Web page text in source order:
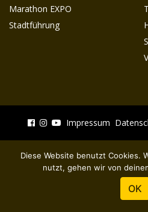
Marathon EXPO
Stadtführung
Impressum
Diese Website benutzt Cookies.
nutzt, gehen wir von
OK